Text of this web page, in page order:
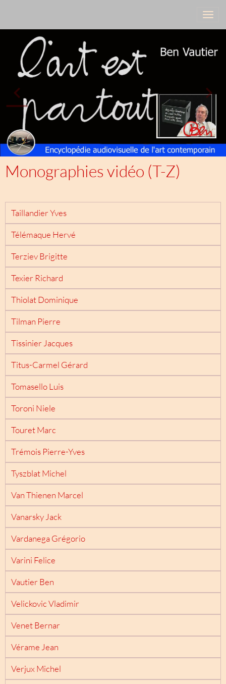
Monographies vidéo (T-Z)
Taillandier Yves
Télémaque Hervé
Terziev Brigitte
Texier Richard
Thiolat Dominique
Tilman Pierre
Tissinier Jacques
Titus-Carmel Gérard
Tomasello Luis
Toroni Niele
Touret Marc
Trémois Pierre-Yves
Tyszblat Michel
Van Thienen Marcel
Vanarsky Jack
Vardanega Grégorio
Varini Felice
Vautier Ben
Velickovic Vladimir
Venet Bernar
Vérame Jean
Verjux Michel